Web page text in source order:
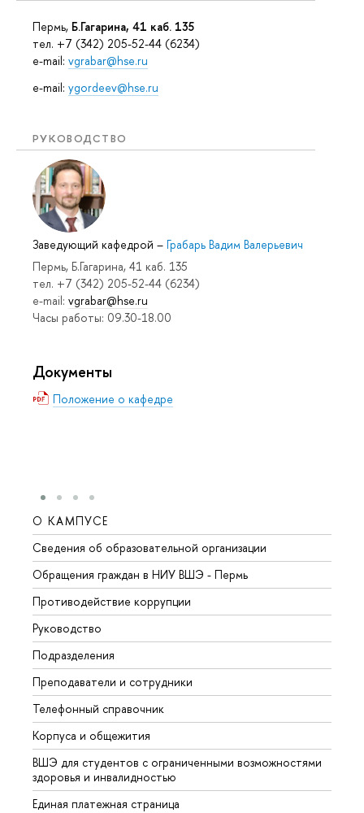
Пермь, Б.Гагарина, 41 каб. 135
тел. +7 (342) 205-52-44 (6234)
e-mail: vgrabar@hse.ru
e-mail: ygordeev@hse.ru
РУКОВОДСТВО
Заведующий кафедрой – Грабарь Вадим Валерьевич
Пермь, Б.Гагарина, 41 каб. 135
тел. +7 (342) 205-52-44 (6234)
e-mail: vgrabar@hse.ru
Часы работы: 09.30-18.00
Документы
Положение о кафедре
О КАМПУСЕ
Сведения об образовательной организации
Обращения граждан в НИУ ВШЭ - Пермь
Противодействие коррупции
Руководство
Подразделения
Преподаватели и сотрудники
Телефонный справочник
Корпуса и общежития
ВШЭ для студентов с ограниченными возможностями
здоровья и инвалидностью
Единая платежная страница